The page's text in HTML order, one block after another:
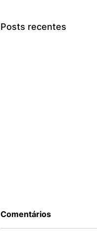
Posts recentes
Comentários